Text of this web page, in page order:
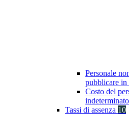
Personale
pubblicare in
Costo del
Tassi di assenza 10